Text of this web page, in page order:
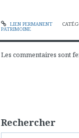
LIEN PERMANENT
PATRIMOINE
Les commentaires sont
Rechercher